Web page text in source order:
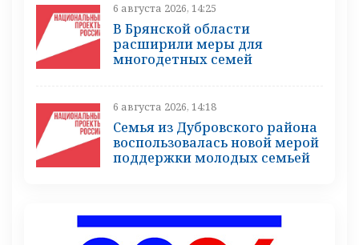
6 августа 2026, 14:25
В Брянской области
расширили меры для
многодетных семей
6 августа 2026, 14:18
Семья из Дубровского района
воспользовалась новой мерой
поддержки молодых семьей